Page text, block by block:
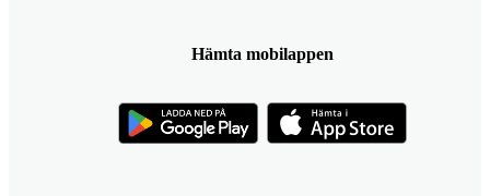
Hämta mobilappen